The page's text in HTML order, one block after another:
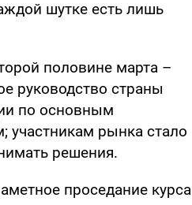
шутке есть лишь
половине марта –
руководство страны
по основным
участникам рынка стало
решения.
проседание курса